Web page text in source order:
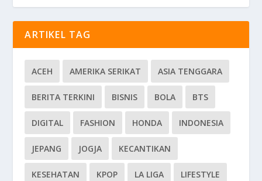
ARTIKEL TAG
ACEH AMERIKA SERIKAT ASIA TENGGARA
BERITA TERKINI BISNIS BOLA BTS
DIGITAL FASHION HONDA INDONESIA
JEPANG JOGJA KECANTIKAN
KESEHATAN KPOP LA LIGA LIFESTYLE